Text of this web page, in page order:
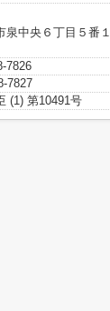
泉中央６丁目５番１
7826
7827
(1) 第10491号